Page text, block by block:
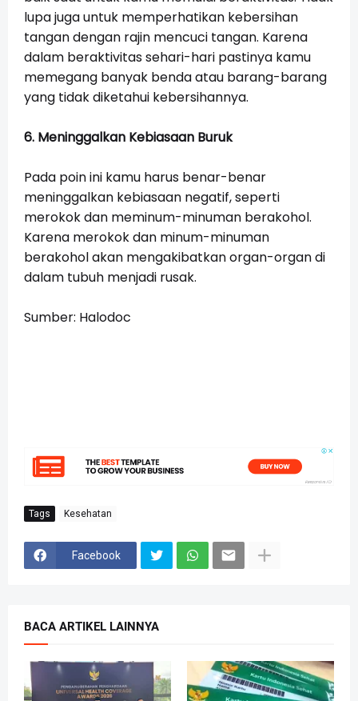
lupa juga untuk memperhatikan kebersihan
tangan dengan rajin mencuci tangan. Karena
dalam beraktivitas sehari-hari pastinya kamu
memegang banyak benda atau barang-barang
yang tidak diketahui kebersihannya.
6. Meninggalkan Kebiasaan Buruk
Pada poin ini kamu harus benar-benar
meninggalkan kebiasaan negatif, seperti
merokok dan meminum-minuman berakohol.
Karena merokok dan minum-minuman
berakohol akan mengakibatkan organ-organ di
dalam tubuh menjadi rusak.
Sumber: Halodoc
Tags Kesehatan
Facebook
BACA ARTIKEL LAINNYA